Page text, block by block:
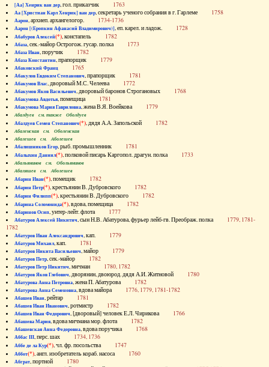
[Аа] Хенрик ван дер, гол. приказчик 1763
Аа [Христиан Карл Хенрик] ван дер, секретарь ученого собрания в г. Гарлеме 1758
Аарон, архиеп. архангелогор. 1734-1736
Аарон [(Еропкин Афанасий Владимирович)], еп. карел. и ладож. 1728
Абабуров Алексей(*), констапель 1782
Абаза, сек.-майор Острогож. гусар. полка 1773
Абаза Иван, поручик 1782
Абаза Константин, прапорщик 1779
Абаковский Франц 1765
Абакулов Евдоким Степанович, прапорщик 1781
Абакумов Влас, дворовый М.С. Челеева 1772
Абакумов Яков Васильевич, дворовый баронов Строгановых 1768
Абакумова Авдотья, помещица 1781
Абакумова Мария Гавриловна, жена В.Я. Воейкова 1779
Абалдуев см. также Оболдуев
Абалдуев Семен Степанович(*), дядя А.А. Запольской 1782
Абаленская см. Оболенская
Абалешев см. Аболешев
Абалишников Егор, рыб. промышленник 1781
Абалыхин Даниил(*), полковой писарь Каргопол. драгун. полка 1733
Абальянинов см. Обольянинов
Абаляшев см. Аболешев
Абарин Иван(*), помещик 1782
Абарин Петр(*), крестьянин В. Дубровского 1782
Абарин Филипп(*), крестьянин В. Дубровского 1782
Абарина Соломонида(*), вдова, помещица 1782
Абаринов Осип, унтер-лейт. флота 1777
Абатуров Алексей Никитич, сын Н.В. Абатурова, фурьер лейб-гв. Преображ. полка 1779, 1781-
1782
Абатуров Иван Александрович, кап. 1779
Абатуров Михаил, кап. 1781
Абатуров Никита Васильевич, майор 1779
Абатуров Петр, сек.-майор 1782
Абатуров Петр Никитич, мичман 1780, 1782
Абатуров Яков Глебович, дворянин, двоюрод. дядя А.И. Житновой 1780
Абатурова Анна Петровна, жена П. Абатурова 1782
Абатурова Анна Семеновна, вдова майора 1776, 1779, 1781-1782
Абашев Иван, рейтар 1781
Абашев Иван Иванович, ротмистр 1782
Абашев Иван Федорович, [дворовый] человек Е.Л. Чирикова 1766
Абашева Мария, вдова мичмана мор. флота 1782
Абашевская Анна Федоровна, вдова поручика 1768
Аббас III, перс. шах 1734, 1736
Аббе де ла Кур(*), чл. фр. посольства 1747
Аббот(*), англ. изобретатель кораб. насоса 1760
Абграт, портной 1780